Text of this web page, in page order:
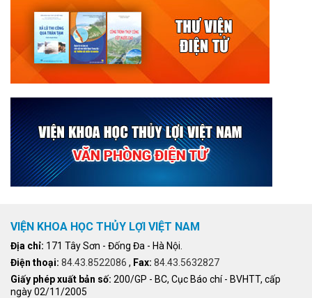
VIỆN KHOA HỌC THỦY LỢI VIỆT NAM
Địa chỉ: 171 Tây Sơn - Đống Đa - Hà Nội.
Điện thoại: 84.43.8522086 , Fax: 84.43.5632827
Giấy phép xuất bản số: 200/GP - BC, Cục Báo chí - BVHTT, cấp
ngày 02/11/2005